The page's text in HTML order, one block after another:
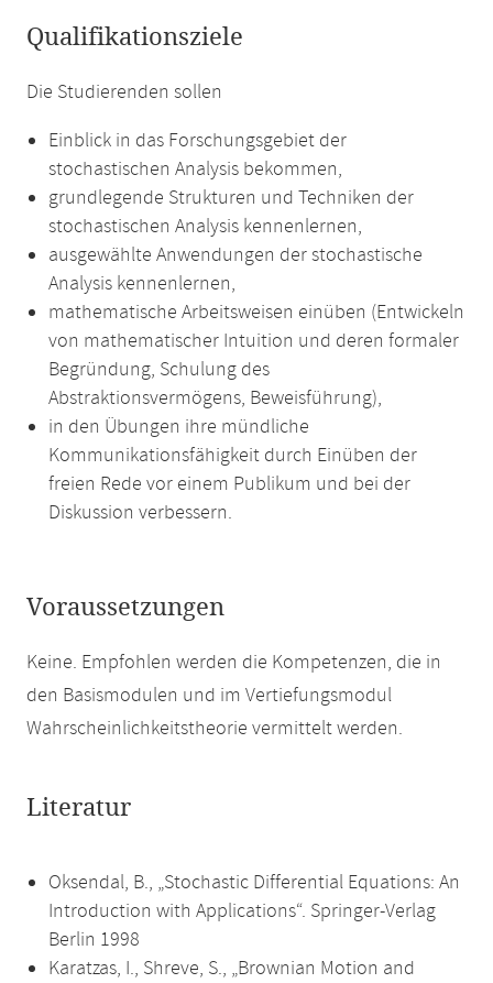
Qualifikationsziele
Die Studierenden sollen
Einblick in das Forschungsgebiet der
stochastischen Analysis bekommen,
grundlegende Strukturen und Techniken der
stochastischen Analysis kennenlernen,
ausgewählte Anwendungen der stochastische
Analysis kennenlernen,
mathematische Arbeitsweisen einüben (Entwickeln
von mathematischer Intuition und deren formaler
Begründung, Schulung des
Abstraktionsvermögens, Beweisführung),
in den Übungen ihre mündliche
Kommunikationsfähigkeit durch Einüben der
freien Rede vor einem Publikum und bei der
Diskussion verbessern.
Voraussetzungen
Keine. Empfohlen werden die Kompetenzen, die in
den Basismodulen und im Vertiefungsmodul
Wahrscheinlichkeitstheorie vermittelt werden.
Literatur
Oksendal, B., „Stochastic Differential Equations: An
Introduction with Applications“. Springer-Verlag
Berlin 1998
Karatzas, I., Shreve, S., „Brownian Motion and